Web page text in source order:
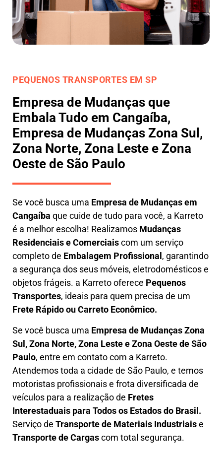
PEQUENOS TRANSPORTES EM SP
Empresa de Mudanças que
Embala Tudo em Cangaíba,
Empresa de Mudanças Zona Sul,
Zona Norte, Zona Leste e Zona
Oeste de São Paulo
Se você busca uma Empresa de Mudanças em
Cangaíba que cuide de tudo para você, a Karreto
é a melhor escolha! Realizamos Mudanças
Residenciais e Comerciaiscom um serviço
completo de Embalagem Profissional , garantindo
a segurança dos seus móveis, eletrodomésticos e
objetos frágeis. a Karretooferece Pequenos
Transportes, ideais para quem precisa de um
Frete Rápido ou Carreto Econômico.
Se você busca uma Empresa de Mudanças Zona
Sul, Zona Norte, Zona Leste e Zona Oeste de São
Paulo, entre em contato com a Karreto.
Atendemos toda a cidade de São Paulo, e temos
motoristas profissionais e frota diversificada de
veículos para a realização de Fretes
Interestaduais para Todos os Estados do Brasil.
Serviço de Transporte de Materiais Industriaise
Transporte de Cargascom total segurança.